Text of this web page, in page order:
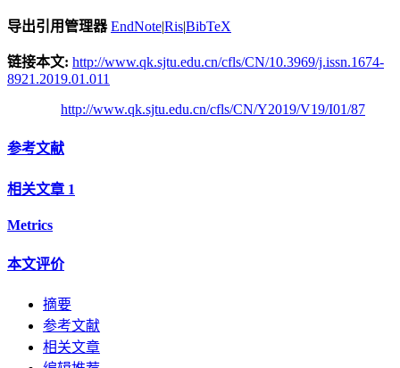
导出引用管理器 EndNote|Ris|BibTeX
链接本文: http://www.qk.sjtu.edu.cn/cfls/CN/10.3969/j.issn.1674-
8921.2019.01.011
http://www.qk.sjtu.edu.cn/cfls/CN/Y2019/V19/I01/87
参考文献
相关文章 1
Metrics
本文评价
摘要
参考文献
相关文章